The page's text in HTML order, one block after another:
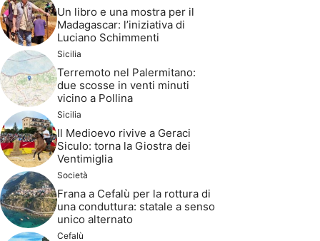
Un libro e una mostra per il
Madagascar: l’iniziativa di
Luciano Schimmenti
Sicilia
Terremoto nel Palermitano:
due scosse in venti minuti
vicino a Pollina
Sicilia
Il Medioevo rivive a Geraci
Siculo: torna la Giostra dei
Ventimiglia
Società
Frana a Cefalù per la rottura di
una conduttura: statale a senso
unico alternato
Cefalù